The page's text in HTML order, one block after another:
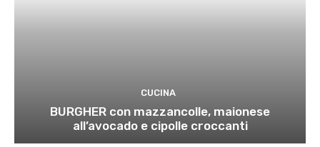
CUCINA
BURGHER con mazzancolle, maionese
all’avocado e cipolle croccanti